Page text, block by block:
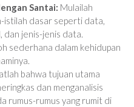
Santai: Mulailah
istilah dasar seperti data,
dan jenis-jenis data.
sederhana dalam kehidupan
bahwa tujuan utama
dan menganalisis
rumus-rumus yang rumit di